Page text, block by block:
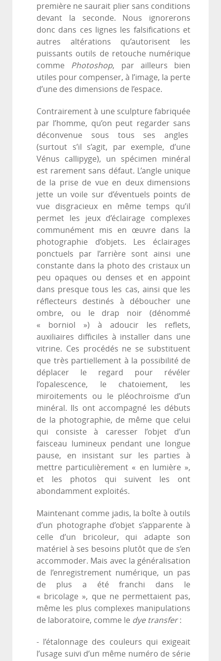
première ne saurait plier sans conditions
devant la seconde. Nous ignorerons
donc dans ces lignes les falsifications et
autres altérations qu’autorisent les
puissants outils de retouche numérique
comme Photoshop,
par ailleurs bien
utiles pour compenser, à l’image, la perte
d’une des dimensions de l’espace.
Contrairement à une sculpture fabriquée
par l’homme, qu’on peut regarder sans
déconvenue sous tous ses angles
(surtout s’il s’agit, par exemple, d’une
Vénus callipyge), un spécimen minéral
est rarement sans défaut. L’angle unique
de la prise de vue en deux dimensions
jette un voile sur d’éventuels points de
vue disgracieux en même temps qu’il
permet les jeux d’éclairage complexes
communément mis en œuvre dans la
photographie d’objets. Les éclairages
ponctuels par l’arrière sont ainsi une
constante dans la photo des cristaux un
peu opaques ou denses et en appoint
dans presque tous les cas, ainsi que les
réflecteurs destinés à déboucher une
ombre, ou le drap noir (dénommé
« borniol ») à adoucir les reflets,
auxiliaires difficiles à installer dans une
vitrine. Ces procédés ne se substituent
que très partiellement à la possibilité de
déplacer le regard pour révéler
l’opalescence, le chatoiement, les
miroitements ou le pléochroïsme d’un
minéral. Ils ont accompagné les débuts
de la photographie, de même que celui
qui consiste à caresser l’objet d’un
faisceau lumineux pendant une longue
pause, en insistant sur les parties à
mettre particulièrement « en lumière »,
et les photos qui suivent les ont
abondamment exploités.
Maintenant comme jadis, la boîte à outils
d’un photographe d’objet s’apparente à
celle d’un bricoleur, qui adapte son
matériel à ses besoins plutôt que de s’en
accommoder. Mais avec la généralisation
de l’enregistrement numérique, un pas
de plus a été franchi dans le
« bricolage », que ne permettaient pas,
même les plus complexes manipulations
de laboratoire, comme le dye transfer:
- l’étalonnage des couleurs qui exigeait
l’usage suivi d’un même numéro de série